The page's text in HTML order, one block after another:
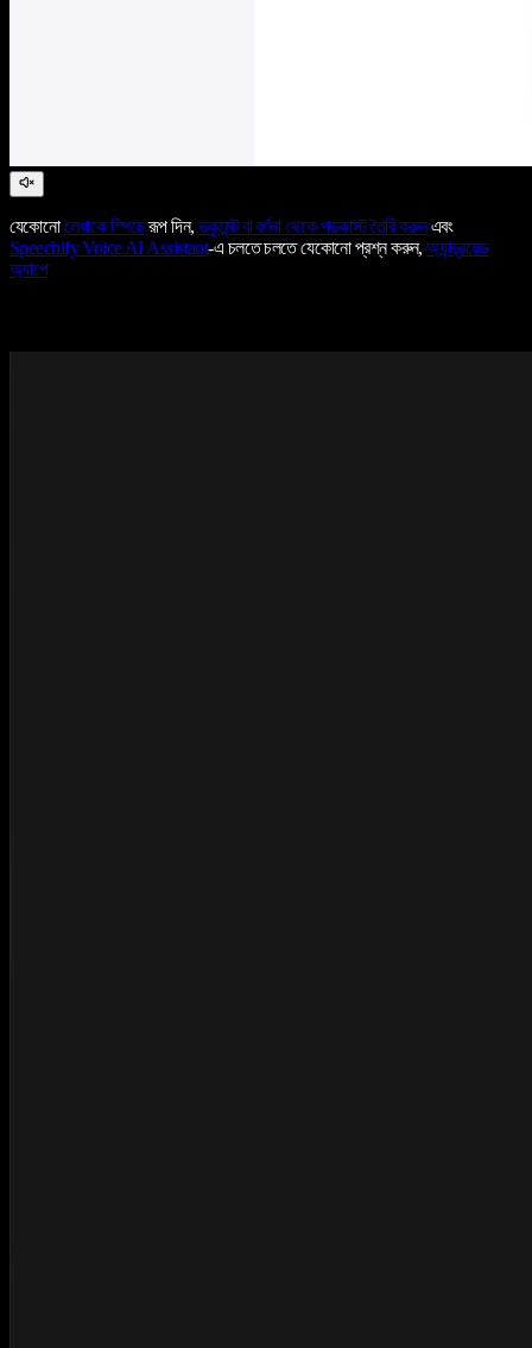
যেকোনোলেখাকে স্পিচেরূপ দিন, ডকুমেন্ট বা বর্ণনা থেকে পডকাস্ট তৈরি করুনএবং
Speechify Voice AI Assistant-এ চলতে চলতে যেকোনো প্রশ্ন করুন,অ্যান্ড্রয়েড
অ্যাপে